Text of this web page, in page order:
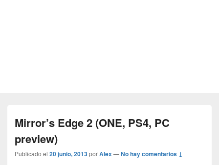
Mirror’s Edge 2 (ONE, PS4, PC
preview)
Publicado el 20 junio, 2013porAlex—No hay comentarios ↓